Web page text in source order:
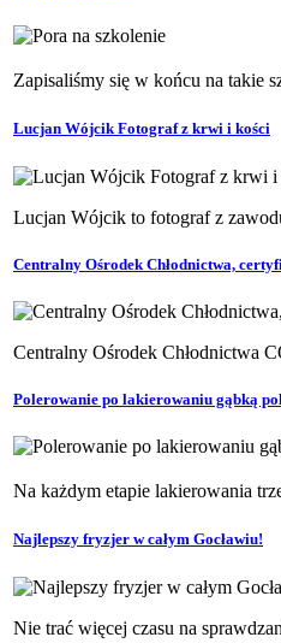
Zapisaliśmy się w końcu na takie
Lucjan Wójcik Fotograf z krwi i kości
Lucjan Wójcik to fotograf z
Centralny Ośrodek Chłodnictwa,
Centralny Ośrodek Chłodnictwa
Polerowanie po lakierowaniu gąbką
Na każdym etapie lakierowania
Najlepszy fryzjer w całym Gocławiu!
Nie trać więcej czasu na